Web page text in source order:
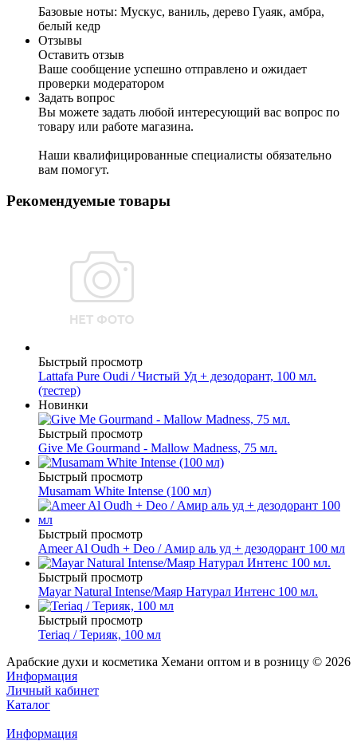
Базовые ноты: Мускус, ваниль, дерево Гуаяк, амбра,
белый кедр
Отзывы
Оставить отзыв
Ваше сообщение успешно отправлено и ожидает
проверки модератором
Задать вопрос
Вы можете задать любой интересующий вас вопрос по
товару или работе магазина.
Наши квалифицированные специалисты обязательно
вам помогут.
Рекомендуемые товары
Быстрый просмотр
Lattafa Pure Oudi / Чистый Уд + дезодорант, 100 мл.
(тестер)
Новинки
Быстрый просмотр
Give Me Gourmand - Mallow Madness, 75 мл.
Быстрый просмотр
Musamam White Intense (100 мл)
Быстрый просмотр
Ameer Al Oudh + Deo / Амир аль уд + дезодорант 100 мл
Быстрый просмотр
Mayar Natural Intense/Маяр Натурал Интенс 100 мл.
Быстрый просмотр
Teriaq / Терияк, 100 мл
Арабские духи и косметика Хемани оптом и в розницу © 2026
Информация
Личный кабинет
Каталог
Информация